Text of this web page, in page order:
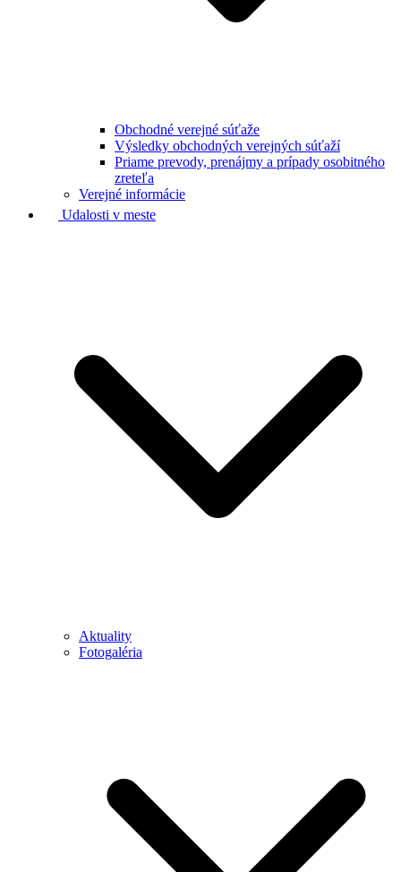
Obchodné verejné súťaže
Výsledky obchodných verejných súťaží
Priame prevody, prenájmy a prípady osobitného
zreteľa
Verejné informácie
Udalosti v meste
Aktuality
Fotogaléria